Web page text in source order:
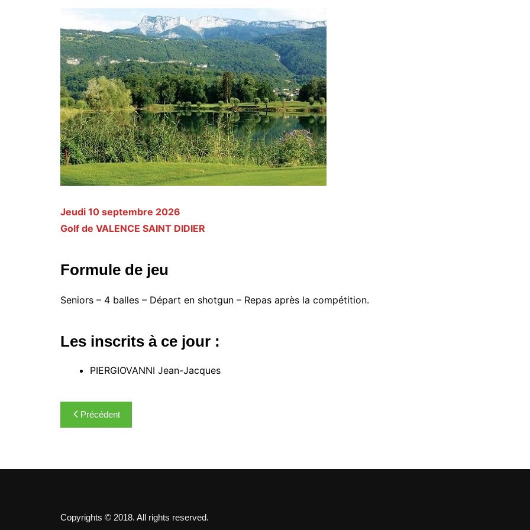
Jeudi 10 septembre 2026
Golf de VALENCE SAINT DIDIER
Formule de jeu
Seniors – 4 balles – Départ en shotgun – Repas après la compétition.
Les inscrits à ce jour :
PIERGIOVANNI Jean-Jacques
Navigation
de
Précédent
Copyrights © 2018. All rights reserved.